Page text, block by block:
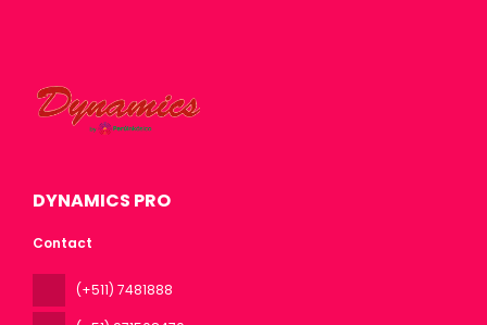
DYNAMICS PRO
Contact
(+511) 7481888